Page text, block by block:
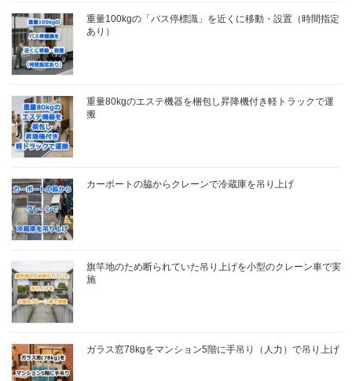
重量100kgの「バス停標識」を近くに移動・設置（時間指定
あり）
重量80kgのエステ機器を梱包し昇降機付き軽トラックで運
搬
カーポートの脇からクレーンで冷蔵庫を吊り上げ
旗竿地のため断られていた吊り上げを小型のクレーン車で実
施
ガラス窓78kgをマンション5階に手吊り（人力）で吊り上げ